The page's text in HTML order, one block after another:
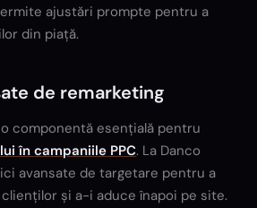
ajustări prompte pentru a
din piață.
de remarketing
componentă esențială pentru
în campaniile PPC. La Danco
avansate de targetare pentru a
și a-i aduce înapoi pe site.